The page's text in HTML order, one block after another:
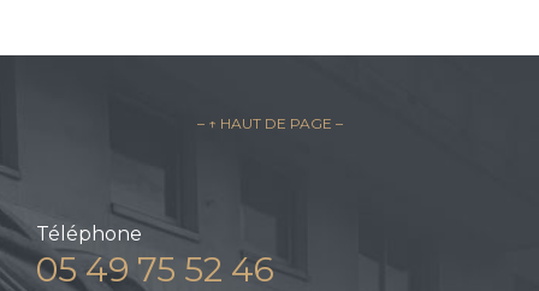
– ↑ HAUT DE PAGE –
Téléphone
05 49 75 52 46